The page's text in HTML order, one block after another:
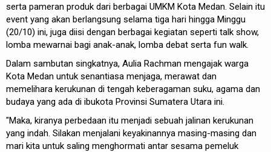
serta pameran produk dari berbagai UMKM Kota Medan. Selain itu
event yang akan berlangsung selama tiga hari hingga Minggu
(20/10) ini, juga diisi dengan berbagai kegiatan seperti talk show,
lomba mewarnai bagi anak-anak, lomba debat serta fun walk.
Dalam sambutan singkatnya, Aulia Rachman mengajak warga
Kota Medan untuk senantiasa menjaga, merawat dan
memelihara kerukunan di tengah keberagaman suku, agama dan
budaya yang ada di ibukota Provinsi Sumatera Utara ini.
"Maka, kiranya perbedaan itu menjadi sebuah jalinan kerukunan
yang indah. Silakan menjalani keyakinannya masing-masing dan
mari kita untuk saling menghormati antar sesama pemeluk